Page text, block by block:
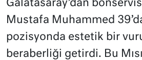
Galatasaray’dan
Mustafa Muhammed
pozisyonda estetik bir
beraberliği getirdi. Bu